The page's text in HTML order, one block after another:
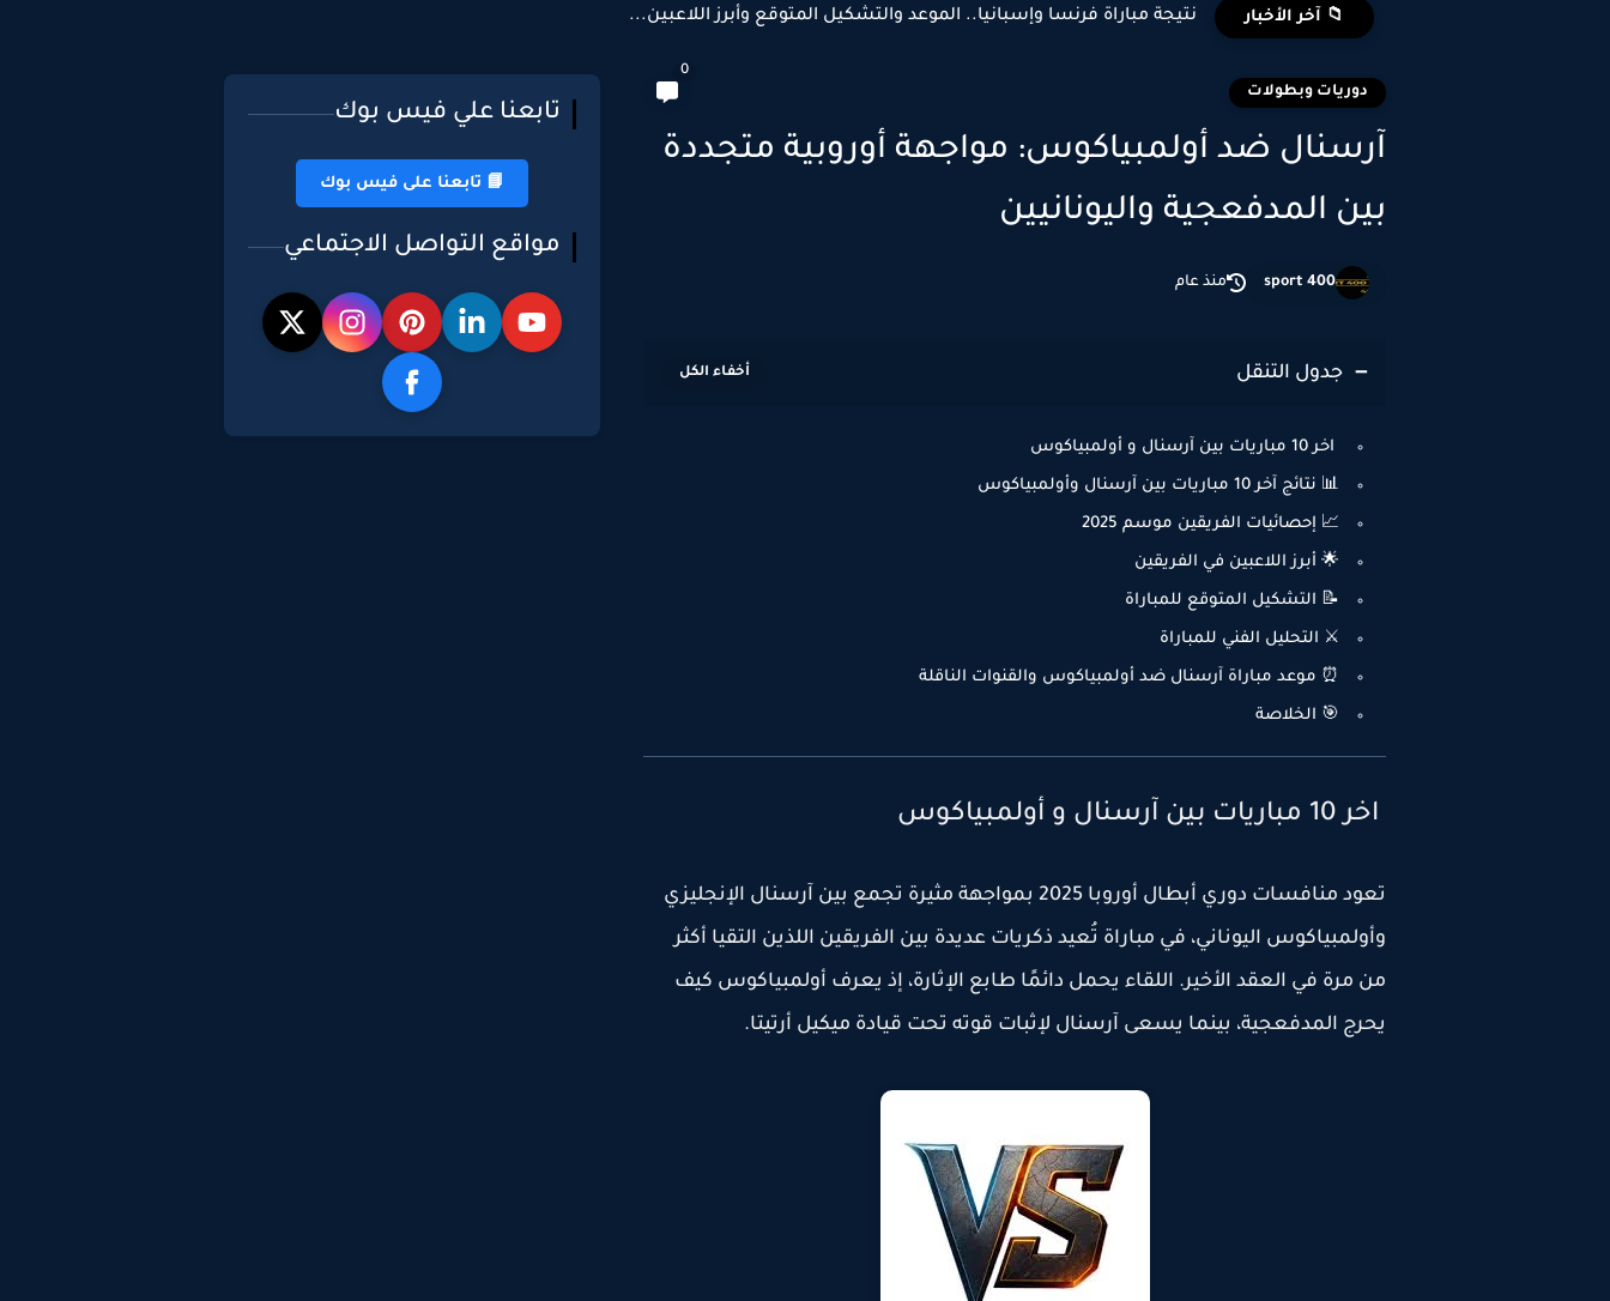
📁 آخر الأخبار نتيجة مباراة فرنسا وإسبانيا.. الموعد والتشكيل المتوقع وأبرز اللاعبين...
دوريات وبطولات
0
آرسنال ضد أولمبياكوس: مواجهة أوروبية متجددة
بين المدفعجية واليونانيين
sport 400 منذ عام
جدول التنقل
اخر 10 مباريات بين آرسنال و أولمبياكوس
📊 نتائج آخر 10 مباريات بين آرسنال وأولمبياكوس
📈 إحصائيات الفريقين موسم 2025
🌟 أبرز اللاعبين في الفريقين
📝 التشكيل المتوقع للمباراة
⚔️ التحليل الفني للمباراة
⏰ موعد مباراة آرسنال ضد أولمبياكوس والقنوات الناقلة
🎯 الخلاصة
اخر 10 مباريات بين آرسنال و أولمبياكوس
تعود منافسات دوري أبطال أوروبا 2025 بمواجهة مثيرة تجمع بين
آرسنال الإنجليزي
وأولمبياكوس اليوناني، في مباراة تُعيد ذكريات عديدة بين الفريقين اللذين التقيا أكثر
من مرة في العقد الأخير. اللقاء يحمل دائمًا طابع الإثارة، إذ يعرف أولمبياكوس كيف
يحرج المدفعجية، بينما يسعى آرسنال لإثبات قوته تحت قيادة ميكيل أرتيتا.
تابعنا علي فيس بوك
📘 تابعنا على فيس بوك
مواقع التواصل الاجتماعي